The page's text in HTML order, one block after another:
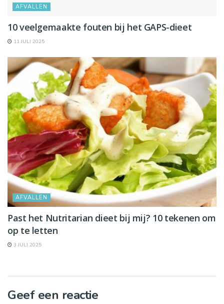
AFVALLEN
10 veelgemaakte fouten bij het GAPS-dieet
11 JULI 2025
AFVALLEN
Past het Nutritarian dieet bij mij? 10 tekenen om
op te letten
3 JULI 2025
Geef een reactie